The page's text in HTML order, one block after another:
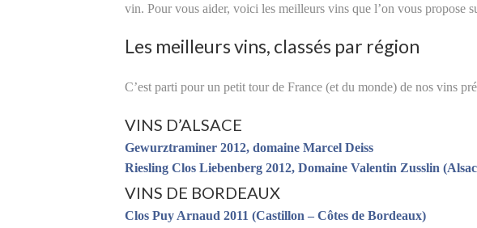
vin. Pour vous aider, voici les meilleurs vins que l’on vous propose
Les meilleurs vins, classés par région
C’est parti pour un petit tour de France (et du monde) de nos vins
VINS D’ALSACE
Gewurztraminer 2012, domaine Marcel Deiss
Riesling Clos Liebenberg 2012, Domaine Valentin Zusslin
VINS DE BORDEAUX
Clos Puy Arnaud 2011 (Castillon – Côtes de Bordeaux)